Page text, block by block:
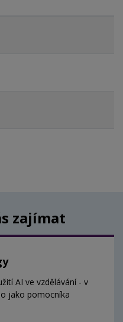
zajímat
AI ve vzdělávání - v
jako pomocníka